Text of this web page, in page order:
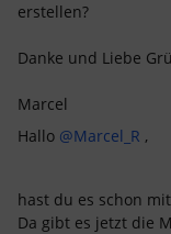
erstellen?
Danke und Liebe
Marcel
Hallo @Marcel_R ,
hast du es schon
Da gibt es jetzt die